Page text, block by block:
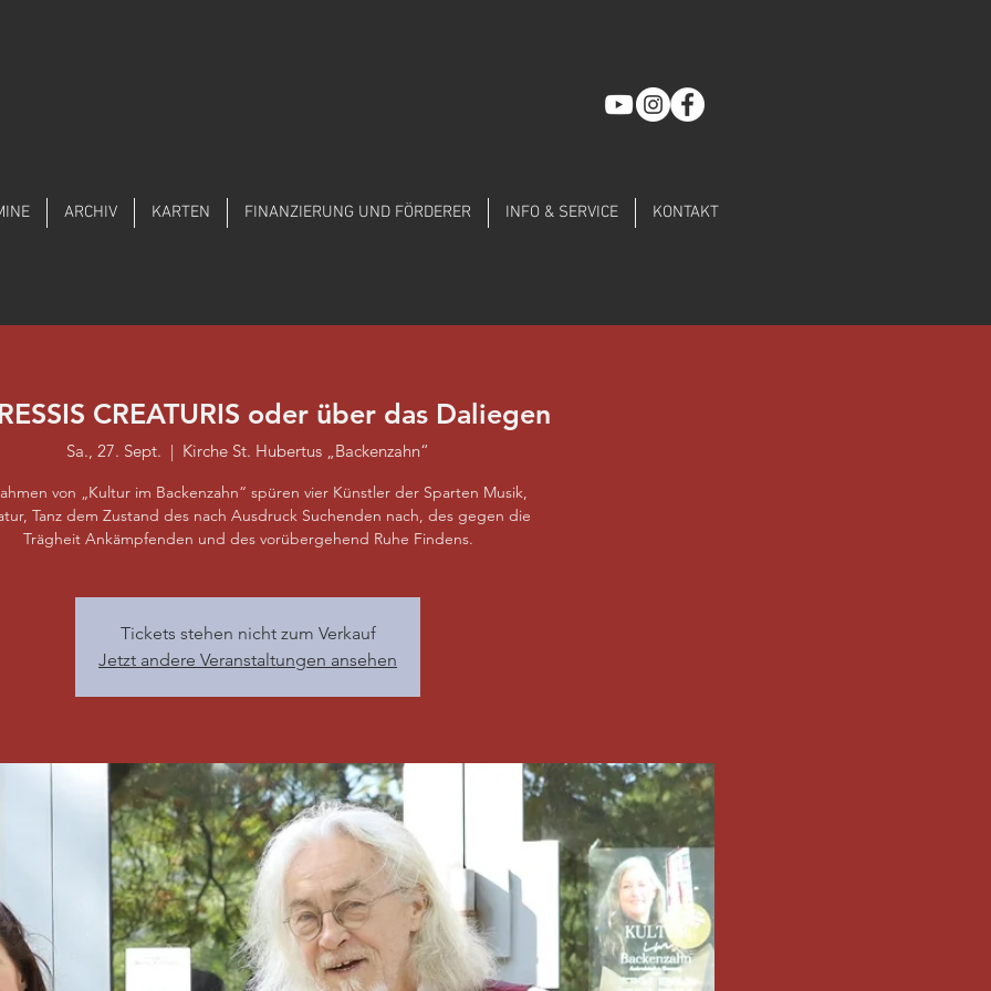
ARCHIV KARTEN FINANZIERUNG UND FÖRDERER INFO & SERVICE KONTAKT
CREATURIS oder über das Daliegen
Sa., 27. Sept.
  |
Kirche St. Hubertus „Backenzahn“
von „Kultur im Backenzahn“ spüren vier Künstler der Sparten Musik,
Tanz dem Zustand des nach Ausdruck Suchenden nach, des gegen die
Trägheit Ankämpfenden und des vorübergehend Ruhe Findens.
Tickets stehen nicht zum Verkauf
Jetzt andere Veranstaltungen ansehen